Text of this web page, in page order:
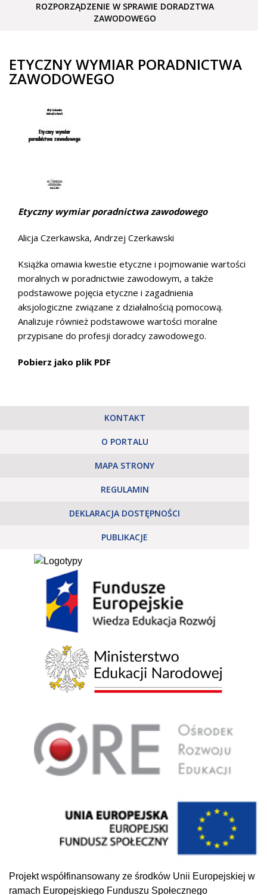
ROZPORZĄDZENIE W SPRAWIE DORADZTWA
ZAWODOWEGO
ETYCZNY WYMIAR PORADNICTWA
ZAWODOWEGO
Etyczny wymiar poradnictwa zawodowego
Alicja Czerkawska, Andrzej Czerkawski
Książka omawia kwestie etyczne i pojmowanie wartości
moralnych w poradnictwie zawodowym, a także
podstawowe pojęcia etyczne i zagadnienia
aksjologiczne związane z działalnością pomocową.
Analizuje również podstawowe wartości moralne
przypisane do profesji doradcy zawodowego.
Pobierz jako plik PDF
KONTAKT
O PORTALU
MAPA STRONY
REGULAMIN
DEKLARACJA DOSTĘPNOŚCI
PUBLIKACJE
Projekt współfinansowany ze środków Unii Europejskiej w
ramach Europejskiego Funduszu Społecznego